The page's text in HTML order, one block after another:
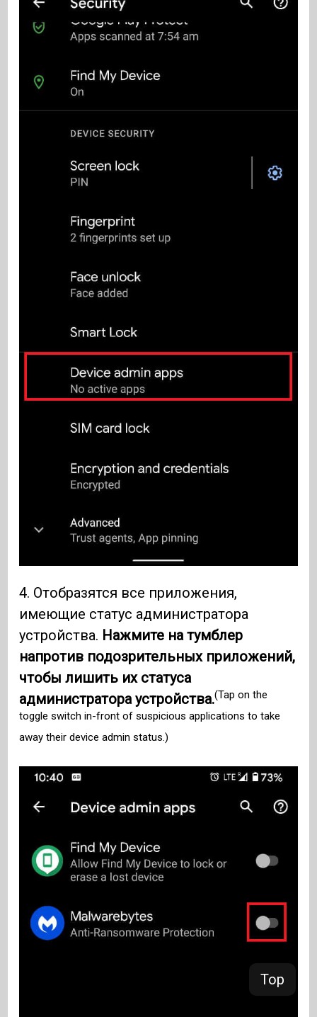
Top
4. Отобразятся все приложения,
имеющие статус администратора
устройства. Нажмите на тумблер
напротив подозрительных приложений,
чтобы лишить их статуса
администратора устройства.(Tap on the
toggle switch in-front of suspicious applications to take
away their device admin status.)